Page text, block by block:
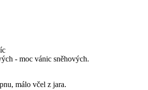
- moc vánic sněhových.
málo včel z jara.